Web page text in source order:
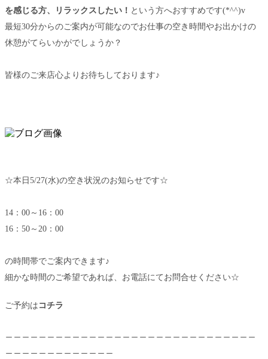
を感じる方、リラックスしたい！ という方へおすすめです(*^^)v
最短30分からのご案内が可能なのでお仕事の空き時間やお出かけの
休憩がてらいかがでしょうか？
皆様のご来店心よりお待ちしております♪
☆本日5/27(水)の空き状況のお知らせです☆
14：00～16：00
16：50～20：00
の時間帯でご案内できます♪
細かな時間のご希望であれば、お電話にてお問合せください☆
ご予約は コチラ